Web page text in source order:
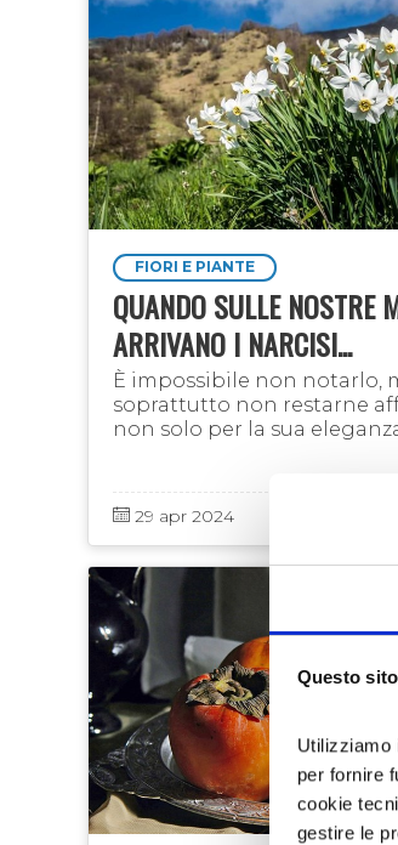
Questo
Utilizziamo
per fornire
cookie
gestire le
FIORI E PIANTE
QUANDO SULLE NOSTRE
ARRIVANO I NARCISI...
Ѐ impossibile non notarlo,
soprattutto non restarne
non solo per la sua
Silvano …
29 apr 2024